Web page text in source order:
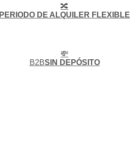
🔀
PERIODO DE ALQUILER FLEXIBLE
💸
B2BSIN DEPÓSITO